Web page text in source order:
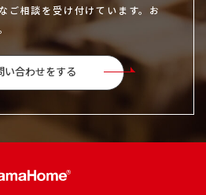
ご相談を受け付けています。お
い合わせをする